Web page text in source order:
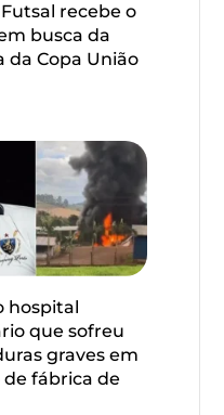
recebe o
busca da
da Copa União
hospital
que sofreu
graves em
fábrica de